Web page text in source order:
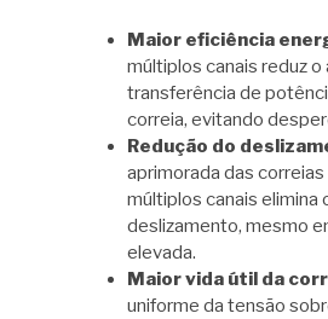
Maior eficiência
múltiplos canais reduz
transferência de
correia, evitando
Redução do
aprimorada das
múltiplos canais elimina
deslizamento, mesmo
elevada.
Maior vida útil da
uniforme da tensão